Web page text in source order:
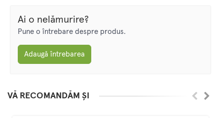
Ai o nelămurire?
Pune o întrebare despre produs.
Adaugă întrebarea
VĂ RECOMANDĂM ȘI